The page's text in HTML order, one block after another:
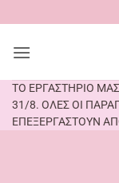
στο
περιεχόμενο
ΤΟ ΕΡΓΑΣΤΗΡΙΟ
31/8. ΟΛΕΣ ΟΙ
ΕΠΕΞΕΡΓΑΣΤΟΥΝ